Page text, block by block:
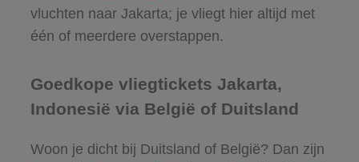
vluchten naar Jakarta; je vliegt hier altijd met
één of meerdere overstappen.
Goedkope vliegtickets Jakarta,
Indonesië via België of Duitsland
Woon je dicht bij Duitsland of België? Dan zijn